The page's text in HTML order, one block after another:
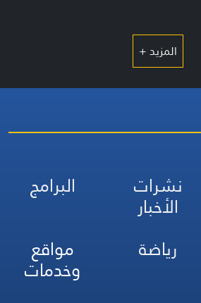
المزيد +
نشرات
الأخبار
البرامج
رياضة مواقع
وخدمات